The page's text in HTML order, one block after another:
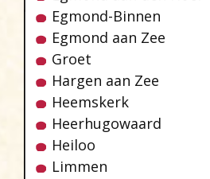
Egmond-Binnen
Egmond aan Zee
Groet
Hargen aan Zee
Heemskerk
Heerhugowaard
Heiloo
Limmen